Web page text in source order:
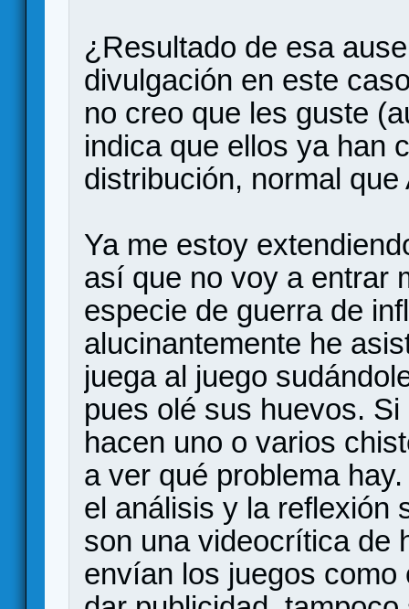
¿Resultado de esa
divulgación en este
no creo que les guste
indica que ellos ya han
distribución, normal
Ya me estoy
así que no voy a entrar
especie de guerra de
alucinantemente he
juega al juego
pues olé sus huevos.
hacen uno o varios
a ver qué problema
el análisis y la reflexión
son una videocrítica de
envían los juegos